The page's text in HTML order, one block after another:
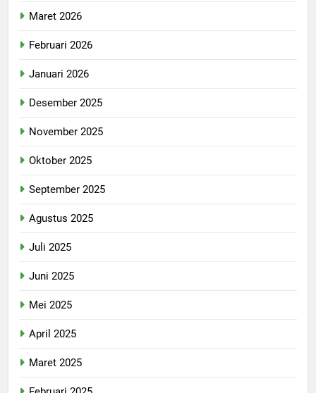
Maret 2026
Februari 2026
Januari 2026
Desember 2025
November 2025
Oktober 2025
September 2025
Agustus 2025
Juli 2025
Juni 2025
Mei 2025
April 2025
Maret 2025